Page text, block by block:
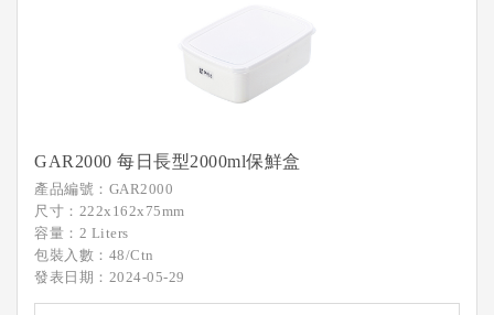
GAR2000 每日長型2000ml保鮮盒
產品編號：GAR2000
尺寸：222x162x75mm
容量：2 Liters
包裝入數：48/Ctn
發表日期：2024-05-29